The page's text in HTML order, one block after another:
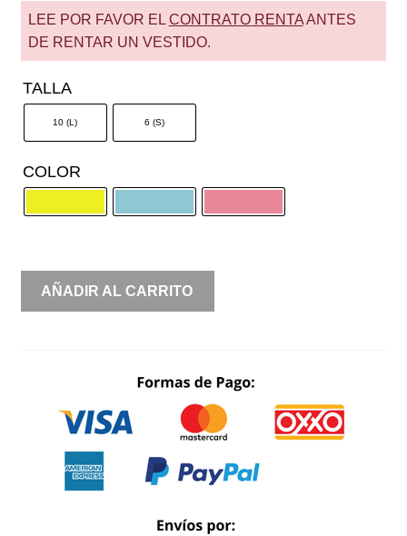
LEE POR FAVOR EL CONTRATO RENTAANTES
DE RENTAR UN VESTIDO.
TALLA
10 (L) 6 (S)
COLOR
RENTA
CORTO
AÑADIR AL CARRITO